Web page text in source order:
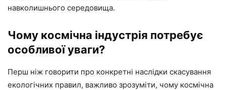
навколишнього середовища.
Чому космічна індустрія потребує
особливої уваги?
Перш ніж говорити про конкретні наслідки скасування
екологічних правил, важливо зрозуміти, чому космічна